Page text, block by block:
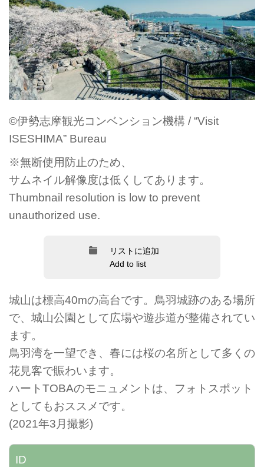
©伊勢志摩観光コンベンション機構 / “Visit
ISESHIMA” Bureau
※無断使用防止のため、
サムネイル解像度は低くしてあります。
Thumbnail resolution is low to prevent
unauthorized use.
リストに追加
Add to list
城山は標高40mの高台です。鳥羽城跡のある場所
で、城山公園として広場や遊歩道が整備されてい
ます。
鳥羽湾を一望でき、春には桜の名所として多くの
花見客で賑わいます。
ハートTOBAのモニュメントは、フォトスポット
としてもおススメです。
(2021年3月撮影)
ID